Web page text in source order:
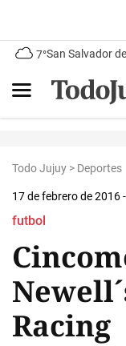
7°San Salvador
Todo Jujuy > Deportes
17 de febrero de 2016
futbol
Racing